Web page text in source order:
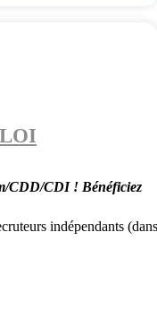
CDD/CDI ! Bénéficiez
indépendants (dans